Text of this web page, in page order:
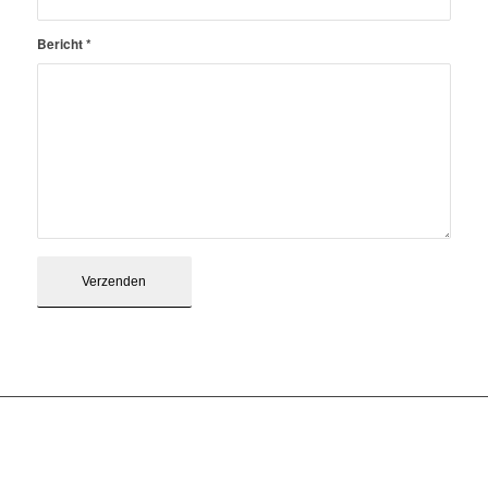
Bericht*